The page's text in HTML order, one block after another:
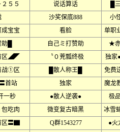
５５ 说话算话
█
沙奖保底888
小
宝宝 看脸
单职
█ 自己ミ打赞助
★
区◢◤ 〝０茺瓢终极
独家
战①区 █散人称王█
免费
首站 独家
魔龙
一秒 ●散人逆袭●
极
吃肉 微变复古暗黑
冰雪
〓▇ Q群1543277
●火